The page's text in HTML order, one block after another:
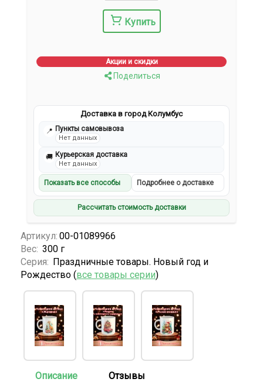
Купить
Акции и скидки
Поделиться
Доставка в город Колумбус
📍 Пункты самовывоза
Нет данных
🚚 Курьерская доставка
Нет данных
Показать все способы Подробнее о доставке
Рассчитать стоимость доставки
Артикул: 00-01089966
Вес: 300 г
Серия: Праздничные товары. Новый год и
Рождество (все товары серии)
Описание Отзывы